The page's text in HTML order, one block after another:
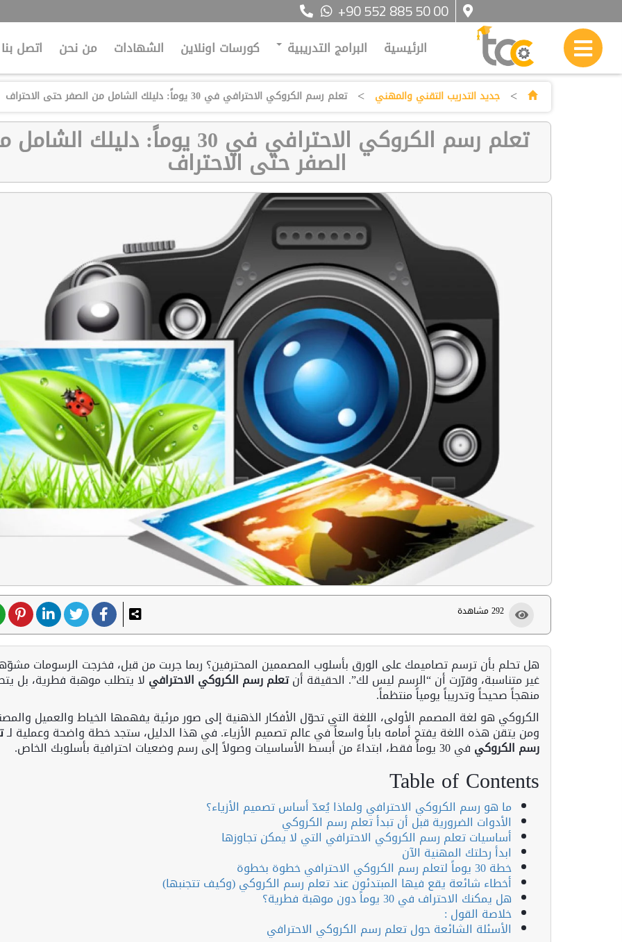
+90 552 885 50 00
الرئيسية البرامج التدريبية كورسات اونلاين الشهادات من نحن اتصل بنا
> جديد التدريب التقني والمهني > تعلم رسم الكروكي الاحترافي في 30 يوماً: دليلك الشامل من الصفر حتى الاحتراف
تعلم رسم الكروكي الاحترافي في 30 يوماً: دليلك
الصفر حتى الاحتراف
292 مشاهدة
هل تحلم بأن ترسم تصاميمك على الورق بأسلوب المصممين المحترفين؟ ربما جربت من قبل، فخرجت الرسومات
غير متناسبة، وقرّرت أن “الرسم ليس لك”. الحقيقة أنتعلم رسم الكروكي الاحترافي لا يتطلب موهبة فطرية، بل
منهجاً صحيحاً وتدريباً يومياً منتظماً.
الكروكي هو لغة المصمم الأولى، اللغة التي تحوّل الأفكار الذهنية إلى صور مرئية يفهمها الخياط والعميل
ومن يتقن هذه اللغة يفتح أمامه باباً واسعاً في عالم تصميم الأزياء. في هذا الدليل، ستجد خطة واضحة وعملية لـ
رسم الكروكي في 30 يوماً فقط، ابتداءً من أبسط الأساسيات وصولاً إلى رسم وضعيات احترافية بأسلوبك الخاص.
Table of Contents
ما هو رسم الكروكي الاحترافي ولماذا يُعدّ أساس تصميم الأزياء؟
الأدوات الضرورية قبل أن تبدأ تعلم رسم الكروكي
أساسيات تعلم رسم الكروكي الاحترافي التي لا يمكن تجاوزها
ابدأ رحلتك المهنية الآن
خطة 30 يوماً لتعلم رسم الكروكي الاحترافي خطوة بخطوة
أخطاء شائعة يقع فيها المبتدئون عند تعلم رسم الكروكي (وكيف تتجنبها)
هل يمكنك الاحتراف في 30 يوماً دون موهبة فطرية؟
خلاصة القول :
الأسئلة الشائعة حول تعلم رسم الكروكي الاحترافي